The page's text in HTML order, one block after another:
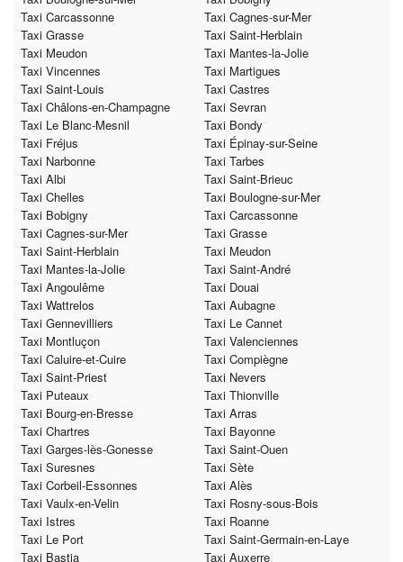
Taxi Carcassonne
Taxi Cagnes-sur-Mer
Taxi Grasse
Taxi Saint-Herblain
Taxi Meudon
Taxi Mantes-la-Jolie
Taxi Vincennes
Taxi Martigues
Taxi Saint-Louis
Taxi Castres
Taxi Châlons-en-Champagne
Taxi Sevran
Taxi Le Blanc-Mesnil
Taxi Bondy
Taxi Fréjus
Taxi Épinay-sur-Seine
Taxi Narbonne
Taxi Tarbes
Taxi Albi
Taxi Saint-Brieuc
Taxi Chelles
Taxi Boulogne-sur-Mer
Taxi Bobigny
Taxi Carcassonne
Taxi Cagnes-sur-Mer
Taxi Grasse
Taxi Saint-Herblain
Taxi Meudon
Taxi Mantes-la-Jolie
Taxi Saint-André
Taxi Angoulême
Taxi Douai
Taxi Wattrelos
Taxi Aubagne
Taxi Gennevilliers
Taxi Le Cannet
Taxi Montluçon
Taxi Valenciennes
Taxi Caluire-et-Cuire
Taxi Compiègne
Taxi Saint-Priest
Taxi Nevers
Taxi Puteaux
Taxi Thionville
Taxi Bourg-en-Bresse
Taxi Arras
Taxi Chartres
Taxi Bayonne
Taxi Garges-lès-Gonesse
Taxi Saint-Ouen
Taxi Suresnes
Taxi Sète
Taxi Corbeil-Essonnes
Taxi Alès
Taxi Vaulx-en-Velin
Taxi Rosny-sous-Bois
Taxi Istres
Taxi Roanne
Taxi Le Port
Taxi Saint-Germain-en-Laye
Taxi Bastia
Taxi Auxerre